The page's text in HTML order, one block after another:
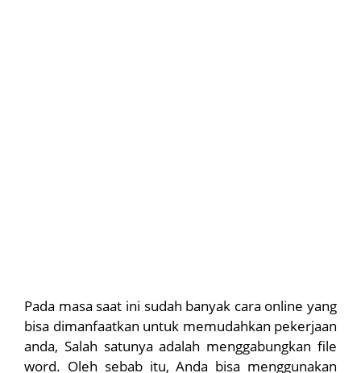
Pada masa saat ini sudah banyak cara online yang
bisa dimanfaatkan untuk memudahkan pekerjaan
anda, Salah satunya adalah menggabungkan file
word. Oleh sebab itu, Anda bisa menggunakan